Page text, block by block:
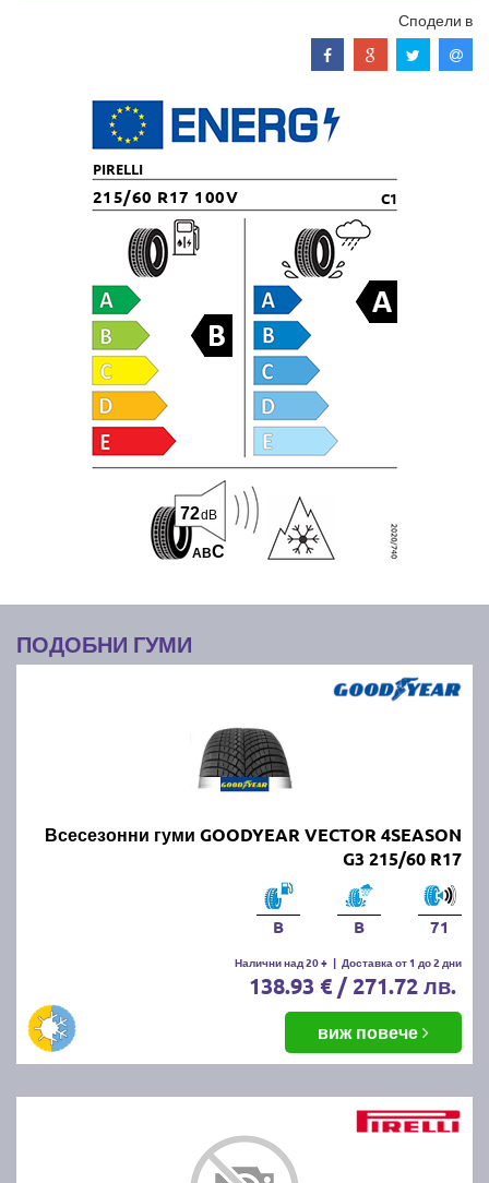
Сподели в
PIRELLI
215/60 R17 100V C1
ABC
72dB
ПОДОБНИ ГУМИ
Всесезонни гуми GOODYEAR VECTOR 4SEASON
G3 215/60 R17
B B 71
Налични над 20 + | Доставка от 1 до 2 дни
138.93 € / 271.72 лв.
виж повече